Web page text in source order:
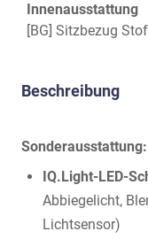
Innenausstattung
[BG] Sitzbezug
Beschreibung
Sonderausstattung:
IQ.Light-LED-
Abbiegelicht,
Lichtsensor)